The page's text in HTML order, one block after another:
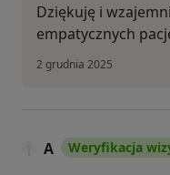
Dziękuję i
empatycznych
2 grudnia 2025
A Weryfikacja